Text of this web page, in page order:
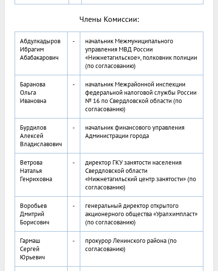
Члены Комиссии:
Абдулкадыров
Ибрагим
Абабакарович
-
начальник Межмуниципального
управления МВД России
«Нижнетагильское», полковник полиции
(по согласованию)
Баранова
Ольга
Ивановна
-
начальник Межрайонной инспекции
федеральной налоговой службы России
№ 16 по Свердловской области (по
согласованию)
Бурдилов
Алексей
Владиславович
-
начальник финансового управления
Администрации города
Ветрова
Наталья
Генриховна
-
директор ГКУ занятости населения
Свердловской области
«Нижнетагильский центр занятости» (по
согласованию)
Воробьев
Дмитрий
Борисович
-
генеральный директор открытого
акционерного общества «Уралхимпласт»
(по согласованию)
Гармаш
Сергей
Юрьевич
-
прокурор Ленинского района (по
согласованию)